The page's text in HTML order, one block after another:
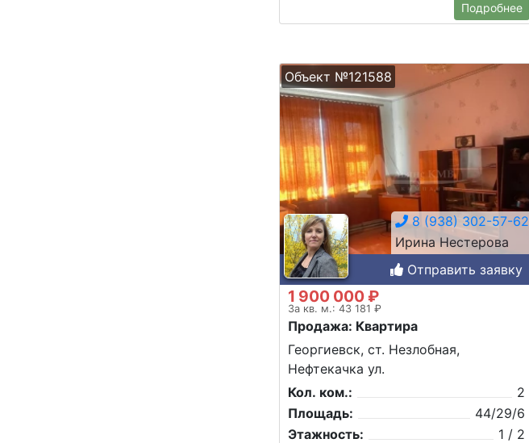
Подробнее
Объект №121588
8 (938) 302-57-62
Ирина Нестерова
Отправить заявку
1 900 000 ₽
За кв. м.: 43 181 ₽
Продажа: Квартира
Георгиевск, ст. Незлобная,
Нефтекачка ул.
Кол. ком.:
2
Площадь:
44/29/6
Этажность:
1 / 2